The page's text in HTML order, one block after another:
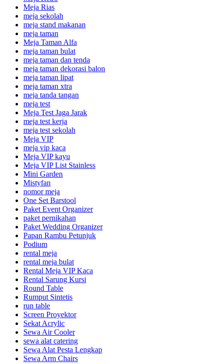
Meja Rias
meja sekolah
meja stand makanan
meja taman
Meja Taman Alfa
meja taman bulat
meja taman dan tenda
meja taman dekorasi balon
meja taman lipat
meja taman xtra
meja tanda tangan
meja test
Meja Test Jaga Jarak
meja test kerja
meja test sekolah
Meja VIP
meja vip kaca
Meja VIP kayu
Meja VIP List Stainless
Mini Garden
Mistyfan
nomor meja
One Set Barstool
Paket Event Organizer
paket pernikahan
Paket Wedding Organizer
Papan Rambu Petunjuk
Podium
rental meja
rental meja bulat
Rental Meja VIP Kaca
Rental Sarung Kursi
Round Table
Rumput Sintetis
run table
Screen Proyektor
Sekat Acrylic
Sewa Air Cooler
sewa alat catering
Sewa Alat Pesta Lengkap
Sewa Arm Chairs